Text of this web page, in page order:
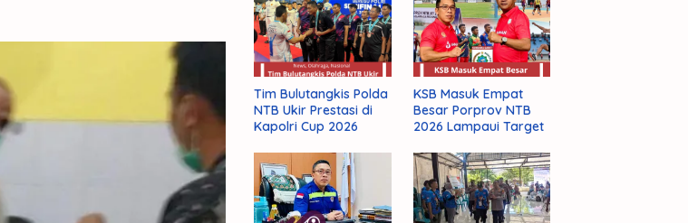
Tim Bulutangkis Polda
NTB Ukir Prestasi di
Kapolri Cup 2026
KSB Masuk Empat
Besar Porprov NTB
2026 Lampaui Target